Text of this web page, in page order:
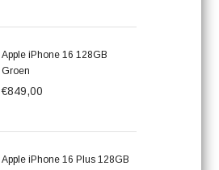
Apple iPhone 16 128GB
Groen
€849,00
Apple iPhone 16 Plus 128GB